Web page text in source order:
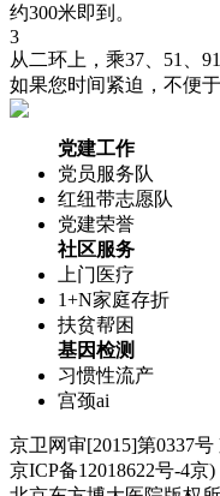
约300米即到。
3
从二环上，乘37、51、
如果您时间紧迫，不便
党建工作
党员服务队
红纽带志愿队
党建荣誉
社区服务
上门医疗
1+N家庭存折
扶贫帮困
基因检测
习惯性流产
宫颈ai
京卫网审[2015]第0337号
京ICP备12018622号-4京